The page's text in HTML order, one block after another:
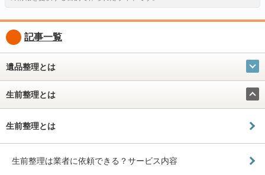
記事一覧
遺品整理とは
生前整理とは
生前整理とは
生前整理は業者に依頼できる？サービス内容